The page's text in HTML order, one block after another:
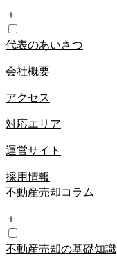
＋
代表のあいさつ
会社概要
アクセス
対応エリア
運営サイト
採用情報
不動産売却コラム
＋
不動産売却の基礎知識